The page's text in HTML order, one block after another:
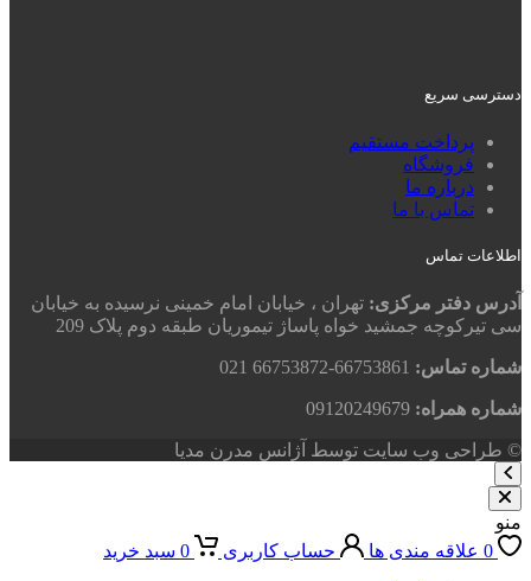
دسترسی سریع
پرداخت مستقیم
فروشگاه
درباره ما
تماس با ما
اطلاعات تماس
آدرس دفتر مرکزی: تهران ، خیابان امام خمینی نرسیده به خیابان
سی تیرکوچه جمشید خواه پاساژ تیموریان طبقه دوم پلاک 209
شماره تماس:
شماره همراه:
© طراحی وب سایت توسط آژانس مدرن مدیا
منو
0 علاقه مندی ها حساب کاربری 0 سبد خرید